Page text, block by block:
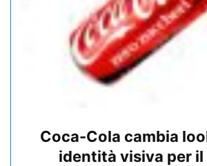
Coca-Cola cambia
identità visiva per il